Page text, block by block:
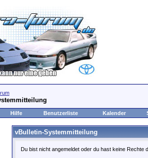
Hilfe Benutzerliste Kalender
vBulletin-Systemmitteilung
Du bist nicht angemeldet oder du hast keine Rechte